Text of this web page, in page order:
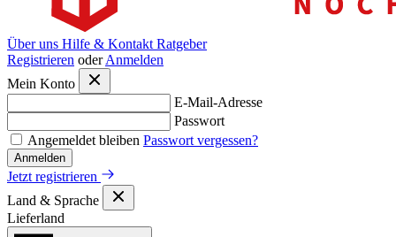
Über uns Hilfe & Kontakt Ratgeber
Registrieren oder Anmelden
Mein Konto
E-Mail-Adresse
Passwort
Angemeldet bleiben Passwort vergessen?
Anmelden
Jetzt registrieren
Land & Sprache
Lieferland